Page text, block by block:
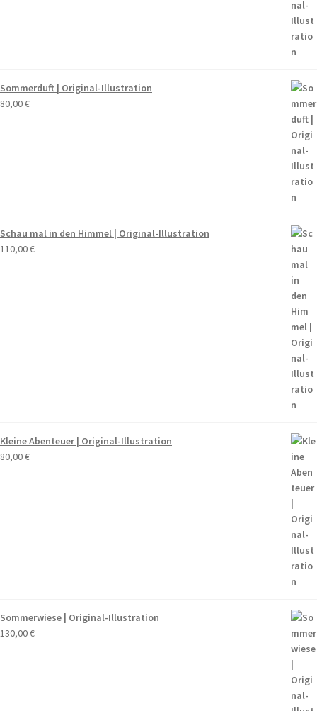
Sommerduft | Original-Illustration
80,00€
Schau mal in den Himmel | Original-Illustration
110,00€
Kleine Abenteuer | Original-Illustration
80,00€
Sommerwiese | Original-Illustration
130,00€